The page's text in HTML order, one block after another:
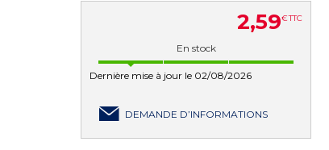
2,59€TTC
En stock
Dernière mise à jour le 02/08/2026
DEMANDE D’INFORMATIONS